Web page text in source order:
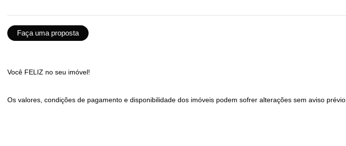
Faça uma proposta
Você FELIZ no seu imóvel!
Os valores, condições de pagamento e disponibilidade dos imóveis podem sofrer alterações sem aviso prévio.